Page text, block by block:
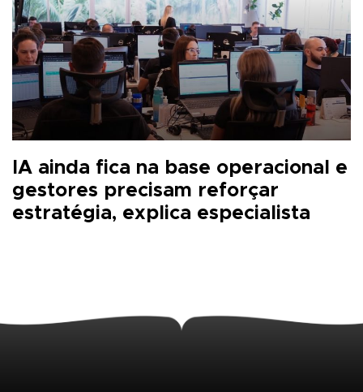
IA ainda fica na base operacional e
gestores precisam reforçar
estratégia, explica especialista